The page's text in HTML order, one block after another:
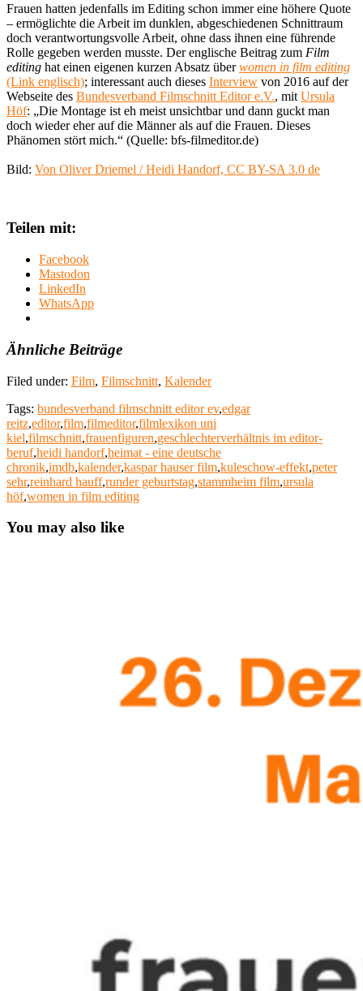
Frauen hatten jedenfalls im Editing schon immer eine höhere Quote
– ermöglichte die Arbeit im dunklen, abgeschiedenen Schnittraum
doch verantwortungsvolle Arbeit, ohne dass ihnen eine führende
Rolle gegeben werden musste. Der englische Beitrag zum Film
editing hat einen eigenen kurzen Absatz überwomen in film editing
(Link englisch); interessant auch dieses Interview von 2016 auf der
Webseite des Bundesverband Filmschnitt Editor e.V., mit Ursula
Höf: „Die Montage ist eh meist unsichtbar und dann guckt man
doch wieder eher auf die Männer als auf die Frauen. Dieses
Phänomen stört mich.“ (Quelle: bfs-filmeditor.de)
Bild: Von Oliver Driemel / Heidi Handorf, CC BY-SA 3.0 de
Teilen mit:
Facebook
Mastodon
LinkedIn
WhatsApp
Ähnliche Beiträge
Filed under: Film, Filmschnitt, Kalender
Tags: bundesverband filmschnitt editor ev,edgar
reitz,editor,film,filmeditor,filmlexikon uni
kiel,filmschnitt,frauenfiguren,geschlechterverhältnis im editor-
beruf,heidi handorf,heimat - eine deutsche
chronik,imdb,kalender,kaspar hauser film,kuleschow-effekt,peter
sehr,reinhard hauff,runder geburtstag,stammheim film,ursula
höf,women in film editing
You may also like